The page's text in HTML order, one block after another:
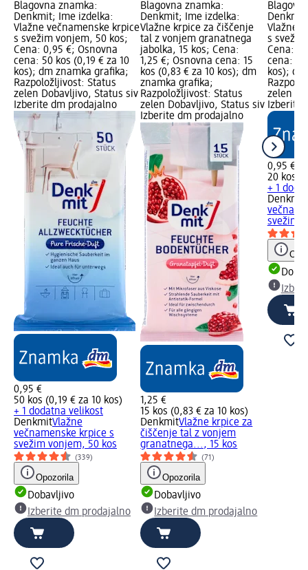
Blagovna znamka:
Denkmit; Ime izdelka:
Vlažne večnamenske krpice
s svežim vonjem, 50 kos;
Cena: 0,95 €; Osnovna
cena: 50 kos (0,19 € za 10
kos); dm znamka grafika;
Razpoložljivost: Status
zelen Dobavljivo, Status siv
Izberite dm prodajalno
0,95 €
50 kos (0,19 € za 10 kos)
+ 1 dodatna velikost
DenkmitVlažne
večnamenske krpice s
svežim vonjem, 50 kos
(339)
Opozorila
Dobavljivo
Izberite dm prodajalno
Blagovna znamka:
Denkmit; Ime izdelka:
Vlažne krpice za čiščenje
tal z vonjem granatnega
jabolka, 15 kos; Cena:
1,25 €; Osnovna cena: 15
kos (0,83 € za 10 kos); dm
znamka grafika;
Razpoložljivost: Status
zelen Dobavljivo, Status siv
Izberite dm prodajalno
1,25 €
15 kos (0,83 € za 10 kos)
DenkmitVlažne krpice za
čiščenje tal z vonjem
granatnega..., 15 kos
(71)
Opozorila
Dobavljivo
Izberite dm prodajalno
Vlažne
s
Cena:
cena: 20
kos);
zelen
Izberite
0,95 €
20 kos
+ 1
Denkmit
svežim